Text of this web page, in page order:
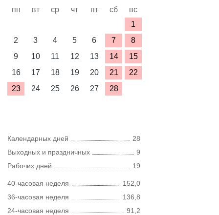
пн вт ср чт пт сб
вс
1
2
3 4 5 6 7
8
9
10 11 12 13 14
15
16
17 18 19 20 21
22
23
24 25 26 27 28
Календарных дней
28
Выходных и праздничных
9
Рабочих дней
19
40-часовая неделя
152,0
36-часовая неделя
136,8
24-часовая неделя
91,2